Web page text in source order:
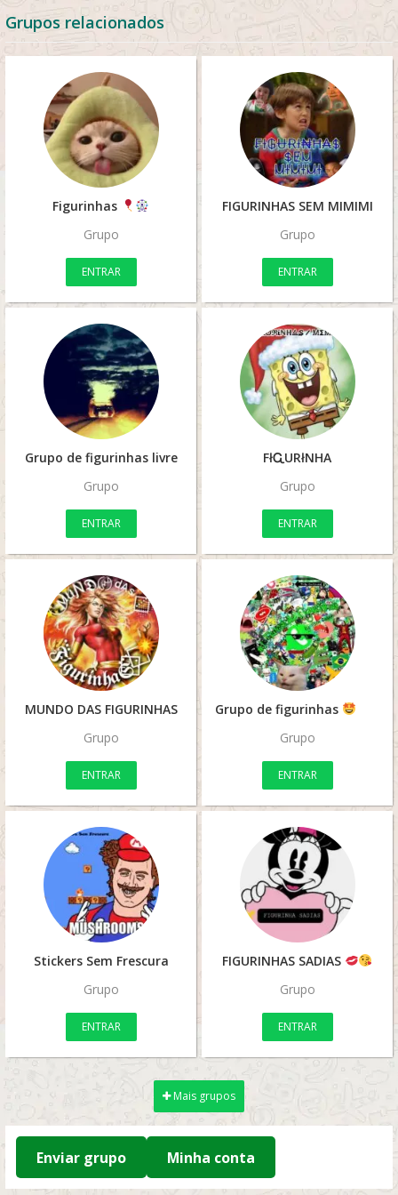
Grupos relacionados
Figurinhas
Grupo
ENTRAR
FIGURINHAS SEM MIMIMI
Grupo
ENTRAR
Grupo de figurinhas livre
Grupo
ENTRAR
FłᏩURłΝHA
Grupo
ENTRAR
MUNDO DAS FIGURINHAS
Grupo
ENTRAR
Grupo de figurinhas
Grupo
ENTRAR
Stickers Sem Frescura
Grupo
ENTRAR
FIGURINHAS SADIAS
Grupo
ENTRAR
Mais grupos
Enviar grupo Minha conta